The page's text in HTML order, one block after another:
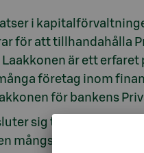
i
för att tillhandahålla
är ett
företag inom
för bankens
sig till vårt team,
mångsidig bakgrund